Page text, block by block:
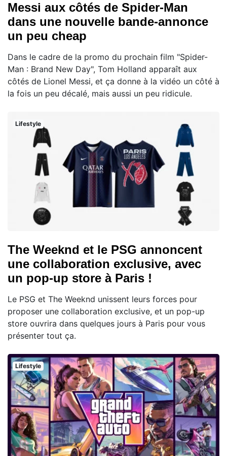
Messi aux côtés de Spider-Man
dans une nouvelle bande-annonce
un peu cheap
Dans le cadre de la promo du prochain film "Spider-
Man : Brand New Day", Tom Holland apparaît aux
côtés de Lionel Messi, et ça donne à la vidéo un côté à
la fois un peu décalé, mais aussi un peu ridicule.
Lifestyle
The Weeknd et le PSG annoncent
une collaboration exclusive, avec
un pop-up store à Paris !
Le PSG et The Weeknd unissent leurs forces pour
proposer une collaboration exclusive, et un pop-up
store ouvrira dans quelques jours à Paris pour vous
présenter tout ça.
Lifestyle